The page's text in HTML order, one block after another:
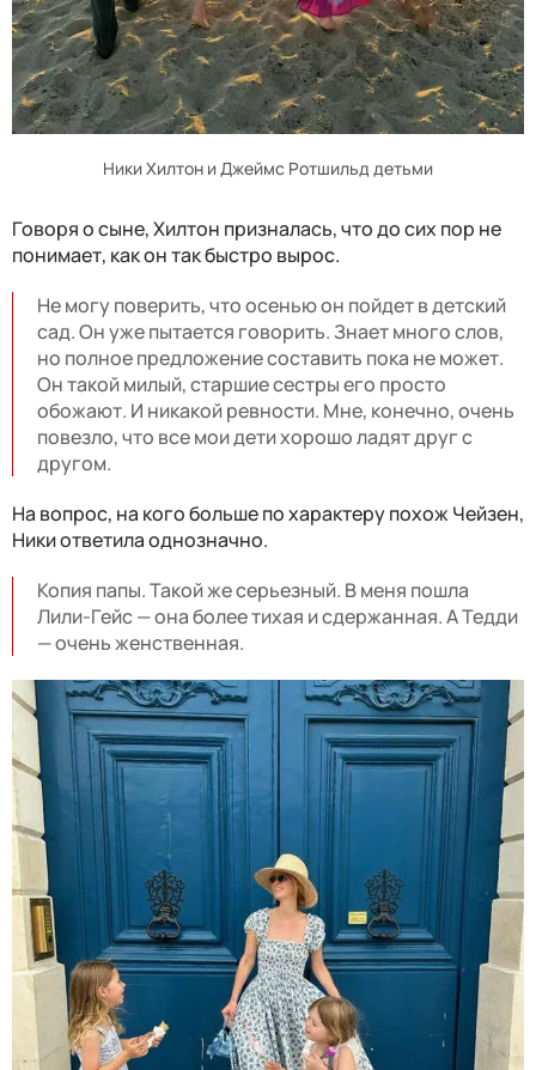
Ники Хилтон и Джеймс Ротшильд детьми
Говоря о сыне, Хилтон призналась, что до сих пор не
понимает, как он так быстро вырос.
Не могу поверить, что осенью он пойдет в детский
сад. Он уже пытается говорить. Знает много слов,
но полное предложение составить пока не может.
Он такой милый, старшие сестры его просто
обожают. И никакой ревности. Мне, конечно, очень
повезло, что все мои дети хорошо ладят друг с
другом.
На вопрос, на кого больше по характеру похож Чейзен,
Ники ответила однозначно.
Копия папы. Такой же серьезный. В меня пошла
Лили-Гейс — она более тихая и сдержанная. А Тедди
— очень женственная.